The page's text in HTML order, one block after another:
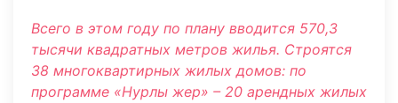
Всего в этом году по плану вводится 570,3
тысячи квадратных метров жилья. Строятся
38 многоквартирных жилых домов: по
программе «Нурлы жер» – 20 арендных жилых